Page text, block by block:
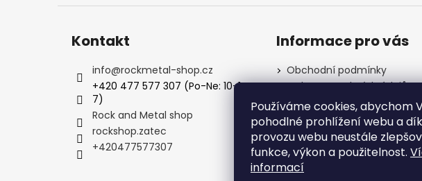
Používáme cookies, abychom
pohodlné prohlížení webu a
provozu webu neustále
funkce, výkon a použitelnost.
informací
Kontakt
info@rockmetal-shop.cz
+420 477 577 307 (Po-Ne: 10-1
7)
Rock and Metal shop
rockshop.zatec
+420477577307
Informace pro vás
Obchodní podmínky
Ochrana osobních údajů
Podmínky věrnostního
Kalendář akcí
FAQ - Nejčastější dotazy
Kontakty